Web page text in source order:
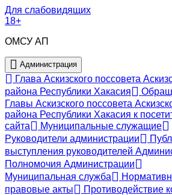
Для слабовидящих
18+
ОМСУ АП
Администрация
Глава Аскизского поссовета
района Республики Хакасия
Главы Аскизского поссовета
района Республики Хакасия к
сайта
Муниципальные служащие
Руководители администрации
выступления руководителей
Полномочия Администрации
Муниципальная служба
правовые акты
Противодействие